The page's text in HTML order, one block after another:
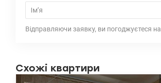
Відправляючи заявку, ви погоджуєтеся
Схожі квартири